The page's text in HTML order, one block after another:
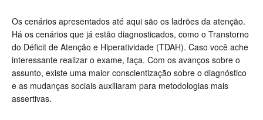
Os cenários apresentados até aqui são os ladrões da atenção.
Há os cenários que já estão diagnosticados, como o Transtorno
do Déficit de Atenção e Hiperatividade (TDAH). Caso você ache
interessante realizar o exame, faça. Com os avanços sobre o
assunto, existe uma maior conscientização sobre o diagnóstico
e as mudanças sociais auxiliaram para metodologias mais
assertivas.